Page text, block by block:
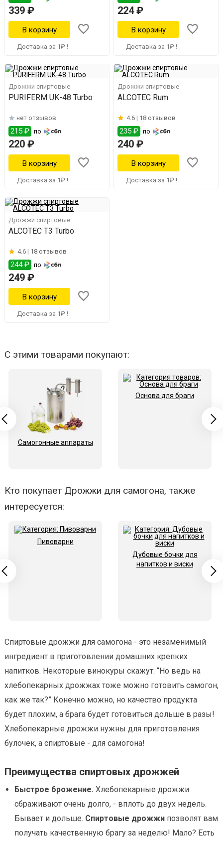
339 ₽
Доставка за 1₽ !
224 ₽
Доставка за 1₽ !
Дрожжи спиртовые
PURIFERM UK-48 Turbo
нет отзывов
215 ₽ по
220 ₽
Доставка за 1₽ !
Дрожжи спиртовые
ALCOTEC Rum
4.6 | 18 отзывов
235 ₽ по
240 ₽
Доставка за 1₽ !
Дрожжи спиртовые
ALCOTEC T3 Turbo
4.6 | 18 отзывов
244 ₽ по
249 ₽
Доставка за 1₽ !
С этими товарами покупают:
Самогонные аппараты
Основа для браги
Кто покупает Дрожжи для самогона, также
интересуется:
Пивоварни
Дубовые бочки для
напитков и виски
Спиртовые дрожжи для самогона - это незаменимый
ингредиент в приготовлении домашних крепких
напитков. Некоторые винокуры скажут: “Но ведь на
хлебопекарных дрожжах тоже можно готовить самогон,
как же так?” Конечно можно, но качество продукта
будет плохим, а брага будет готовиться дольше в разы!
Хлебопекарные дрожжи нужны для приготовления
булочек, а спиртовые - для самогона!
Преимущества спиртовых дрожжей
Быстрое брожение. Хлебопекарные дрожжи
сбраживают очень долго, - вплоть до двух недель.
Бывает и дольше. Спиртовые дрожжи позволят вам
получать качественную брагу за неделю! Мало? Есть